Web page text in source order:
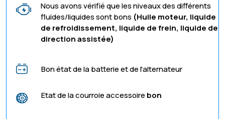
Nous avons vérifié que les niveaux des différents
fluides/liquides sont bons (Huile moteur, liquide
de refroidissement, liquide de frein, liquide de
direction assistée)
Bon état de la batterie et de l'alternateur
Etat de la courroie accessoire bon